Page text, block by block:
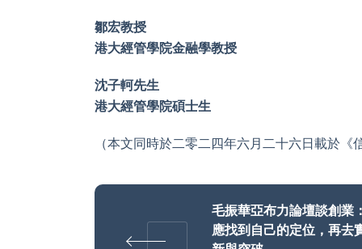
鄒宏教授
港大經管學院金融學教授
沈子軻先生
港大經管學院碩士生
（本文同時於二零二四年六月二十六日載於
毛振華亞布力論壇談創業
應找到自己的定位，再去